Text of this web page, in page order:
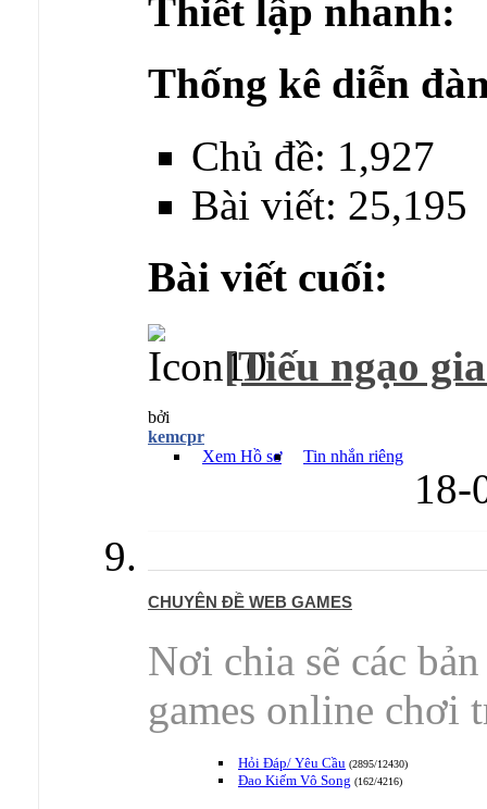
Thiết lập nhanh:
Thống kê diễn
Chủ đề: 1,927
Bài viết: 25,195
Bài viết cuối:
[Tiếu ngạo
bởi
kemcpr
Xem Hồ sơ
Tin nhắn riêng
CHUYÊN ĐỀ WEB GAMES
Nơi chia sẽ các
games online chơi
Hỏi Đáp/ Yêu Cầu (2895/12430)
Đao Kiếm Vô Song (162/4216)